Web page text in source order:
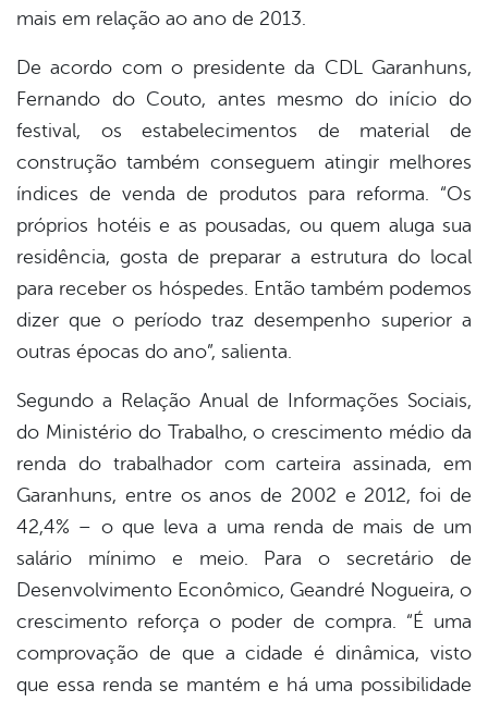
mais em relação ao ano de 2013.
De acordo com o presidente da CDL Garanhuns,
Fernando do Couto, antes mesmo do início do
festival, os estabelecimentos de material de
construção também conseguem atingir melhores
índices de venda de produtos para reforma. “Os
próprios hotéis e as pousadas, ou quem aluga sua
residência, gosta de preparar a estrutura do local
para receber os hóspedes. Então também podemos
dizer que o período traz desempenho superior a
outras épocas do ano”, salienta.
Segundo a Relação Anual de Informações Sociais,
do Ministério do Trabalho, o crescimento médio da
renda do trabalhador com carteira assinada, em
Garanhuns, entre os anos de 2002 e 2012, foi de
42,4% – o que leva a uma renda de mais de um
salário mínimo e meio. Para o secretário de
Desenvolvimento Econômico, Geandré Nogueira, o
crescimento reforça o poder de compra. “É uma
comprovação de que a cidade é dinâmica, visto
que essa renda se mantém e há uma possibilidade